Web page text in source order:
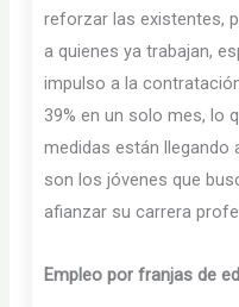
reforzar las existentes,
a quienes ya trabajan,
impulso a la
39% en un solo mes, lo
medidas están llegando
son los jóvenes que
afianzar su carrera
Empleo por franjas de